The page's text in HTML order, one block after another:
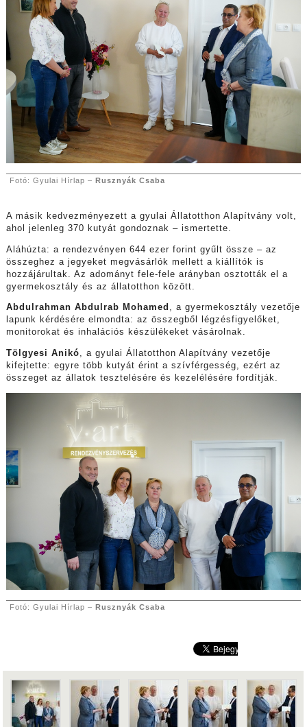
Fotó: Gyulai Hírlap – Rusznyák Csaba
A másik kedvezményezett a gyulai Állatotthon Alapítvány volt,
ahol jelenleg 370 kutyát gondoznak – ismertette.
Aláhúzta: a rendezvényen 644 ezer forint gyűlt össze – az
összeghez a jegyeket megvásárlók mellett a kiállítók is
hozzájárultak. Az adományt fele-fele arányban osztották el a
gyermekosztály és az állatotthon között.
Abdulrahman Abdulrab Mohamed , a gyermekosztály vezetője
lapunk kérdésére elmondta: az összegből légzésfigyelőket,
monitorokat és inhalációs készülékeket vásárolnak.
Tölgyesi Anikó, a gyulai Állatotthon Alapítvány vezetője
kifejtette: egyre több kutyát érint a szívférgesség, ezért az
összeget az állatok tesztelésére és kezelélésére fordítják.
Fotó: Gyulai Hírlap – Rusznyák Csaba